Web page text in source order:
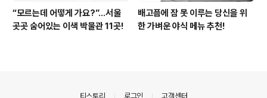
“모르는데 어떻게 가요?”...서울
곳곳 숨어있는 이색 박물관 11곳!
배고픔에 잠 못 이루는 당신을 위
한 가벼운 야식 메뉴 추천!
티스토리 로그인 고객센터